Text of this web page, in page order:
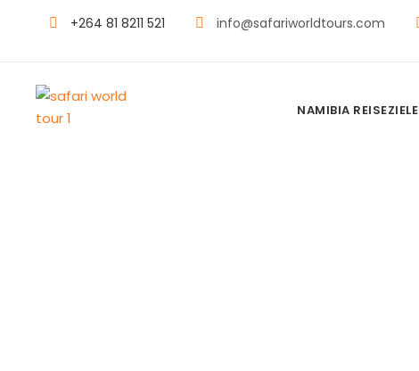
+264 81 8211 521 info@safariworldtours.com
NAMIBIA REISEZIELE